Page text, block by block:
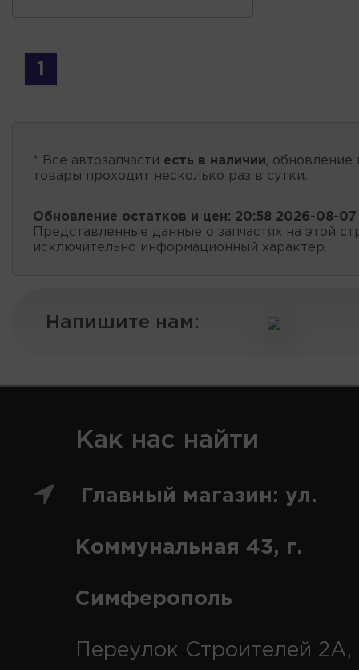
1
* Все автозапчасти есть в наличии, обновление
товары проходит несколько раз в сутки.
Обновление остатков и цен: 20:58 2026-08-07
Представленные данные о запчастях на этой
исключительно информационный характер.
Напишите нам:
Как нас найти
Главный магазин: ул.
Коммунальная 43, г.
Симферополь
Переулок Строителей 2А,